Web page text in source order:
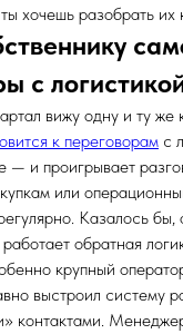
хочешь разобрать их
с
вижу одну и ту же
к переговорам с
— и проигрывает
или
Казалось
обратная
крупный
выстроил систему
контактами.